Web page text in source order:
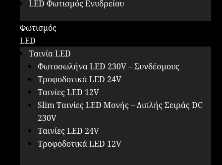
LED Φωτισμός Ενυδρείου
Φωτισμός
LED
Ταινία LED
Φωτοσωλήνα LED 230V – Συνδέσμους
Τροφοδοτικά LED 24V
Ταινίες LED 12V
Slim Ταινίες LED Μονής – Διπλής Σειράς DC
230V
Ταινίες LED 24V
Τροφοδοτικά LED 12V